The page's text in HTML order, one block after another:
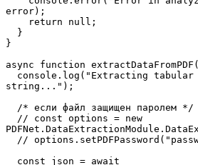
error);
    return null;
  }
}
async function
string...");
  /* если файл защищен паролем */
//